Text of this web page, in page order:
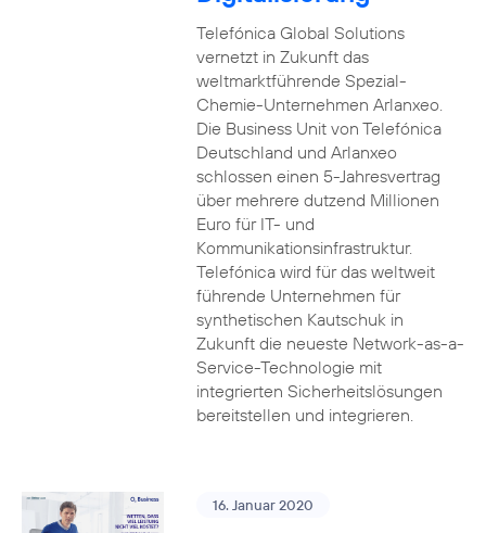
Telefónica Global Solutions
vernetzt in Zukunft das
weltmarktführende Spezial-
Chemie-Unternehmen Arlanxeo.
Die Business Unit von Telefónica
Deutschland und Arlanxeo
schlossen einen 5-Jahresvertrag
über mehrere dutzend Millionen
Euro für IT- und
Kommunikationsinfrastruktur.
Telefónica wird für das weltweit
führende Unternehmen für
synthetischen Kautschuk in
Zukunft die neueste Network-as-a-
Service-Technologie mit
integrierten Sicherheitslösungen
bereitstellen und integrieren.
16. Januar 2020